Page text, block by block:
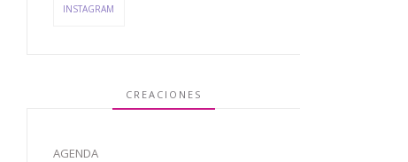
INSTAGRAM
CREACIONES
AGENDA